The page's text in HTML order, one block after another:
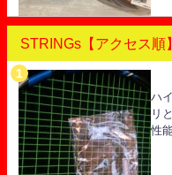
STRINGs【アクセス順】
ハ
リ
性能